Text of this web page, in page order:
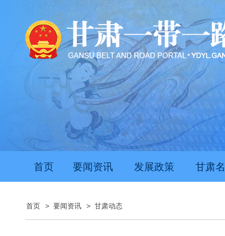
首页 要闻资讯 发展政策 甘肃
首页 > 要闻资讯 > 甘肃动态